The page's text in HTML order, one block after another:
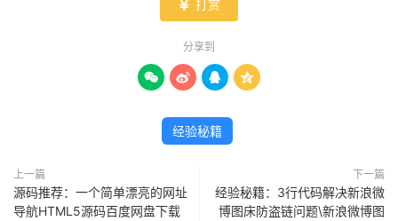
 打赏
分享到
   
经验秘籍
上一篇
源码推荐：一个简单漂亮的网址
导航HTML5源码百度网盘下载
下一篇
经验秘籍：3行代码解决新浪微
博图床防盗链问题\新浪微博图